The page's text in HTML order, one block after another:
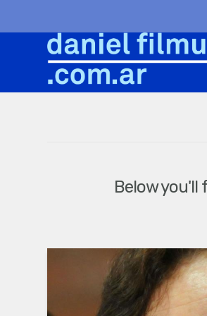
Below you'll